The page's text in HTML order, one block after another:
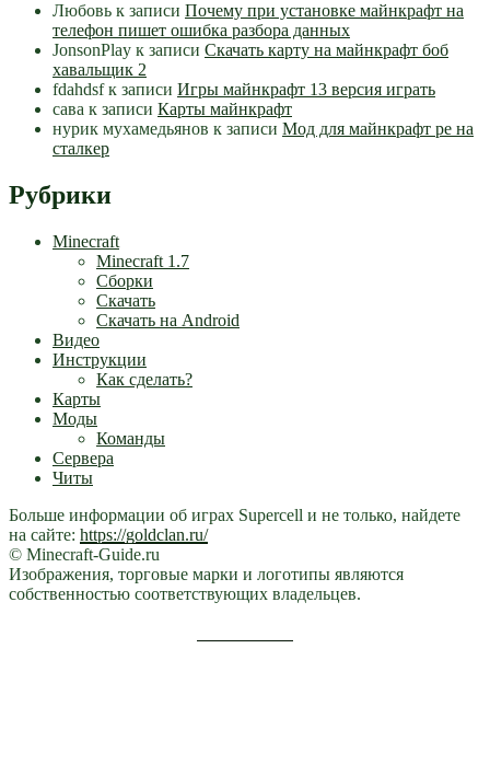
Любовь к записи Почему при установке майнкрафт на
телефон пишет ошибка разбора данных
JonsonPlay к записи Скачать карту на майнкрафт боб
хавальщик 2
fdahdsfк записи Игры майнкрафт 13 версия играть
сава к записи Карты майнкрафт
нурик мухамедьянов к записи Мод для майнкрафт pe на
сталкер
Рубрики
Minecraft
Minecraft 1.7
Сборки
Скачать
Скачать на Android
Видео
Инструкции
Как сделать?
Карты
Моды
Команды
Сервера
Читы
Больше информации об играх Supercell и не только, найдете
на сайте: https://goldclan.ru/
© Minecraft-Guide.ru
Изображения, торговые марки и логотипы являются
собственностью соответствующих владельцев.